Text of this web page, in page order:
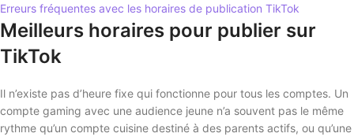
Erreurs fréquentes avec les horaires de publication TikTok
Meilleurs horaires pour publier sur
TikTok
Il n’existe pas d’heure fixe qui fonctionne pour tous les comptes. Un
compte gaming avec une audience jeune n’a souvent pas le même
rythme qu’un compte cuisine destiné à des parents actifs, ou qu’une